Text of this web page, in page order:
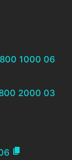
1000 06
2000 03
